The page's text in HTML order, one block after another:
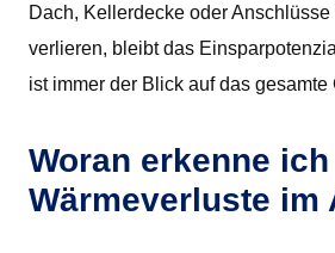
Dach, Kellerdecke oder
verlieren, bleibt das
ist immer der Blick auf das gesamte
Woran erkenne ich
Wärmeverluste im